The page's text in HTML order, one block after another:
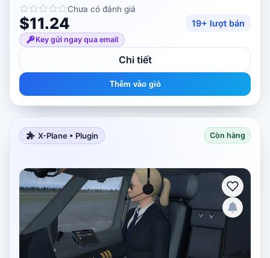
Chưa có đánh giá
$11.24 19+ lượt bán
Key gửi ngay qua email
Chi tiết
Thêm vào giỏ
X-Plane • Plugin Còn hàng